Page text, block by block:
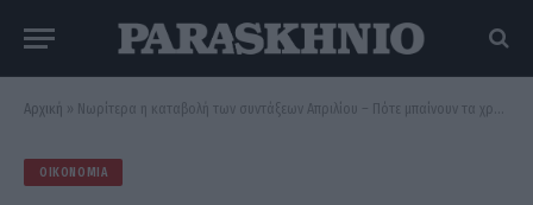
Αρχική » Νωρίτερα η καταβολή των συντάξεων Απριλίου – Πότε μπαίνουν τα χρήματα
ΟΙΚΟΝΟΜΊΑ